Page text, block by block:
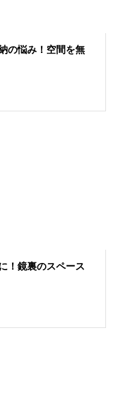
の悩み！空間を無
！鏡裏のスペース